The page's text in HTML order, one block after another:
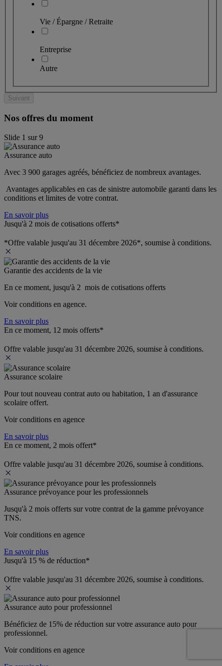
Vie / Épargne / Retraite
Entreprise
Autre
Suivant
Nos offres du moment
Slide 1 sur9
Assurance auto
Avec 3 900 garages agréés, bénéficiez de nombreux avantages.
Avantages applicables en cas de sinistre automobile garanti dans les
conditions et limites de votre contrat.
En savoir plus
Jusqu'à 2 mois de cotisations offerts*
*Offre valable jusqu'au 31 décembre 2026*, soumise à conditions.
Garantie des accidents de la vie
En ce moment, jusqu'à 2  mois de cotisations offerts
Voir conditions en agence.
En savoir plus
En ce moment, 12 mois offerts*
Offre valable jusqu'au 31 décembre 2026, soumise à conditions.
Assurance scolaire
Pour tout nouveau contrat auto ou habitation, 1 an d'assurance
scolaire offert.
Voir conditions en agence
En savoir plus
En ce moment, 2 mois offert*
Offre valable jusqu'au 31 décembre 2026, soumise à conditions.
Assurance prévoyance pour les professionnels
Jusqu'à 2 mois offerts sur votre contrat de la gamme prévoyance
TNS.
Voir conditions en agence
En savoir plus
Jusqu'à 15 % de réduction*
Offre valable jusqu'au 31 décembre 2026, soumise à conditions.
Assurance auto pour professionnel
Bénéficiez de 15% de réduction sur votre assurance auto pour
professionnel.
Voir conditions en agence